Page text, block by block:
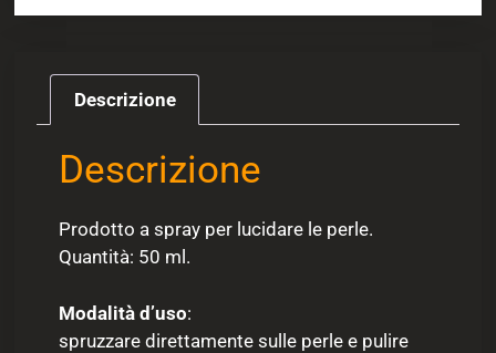
Descrizione
Descrizione
Prodotto a spray per lucidare le perle.
Quantità: 50 ml.
Modalità d’uso:
spruzzare direttamente sulle perle e pulire